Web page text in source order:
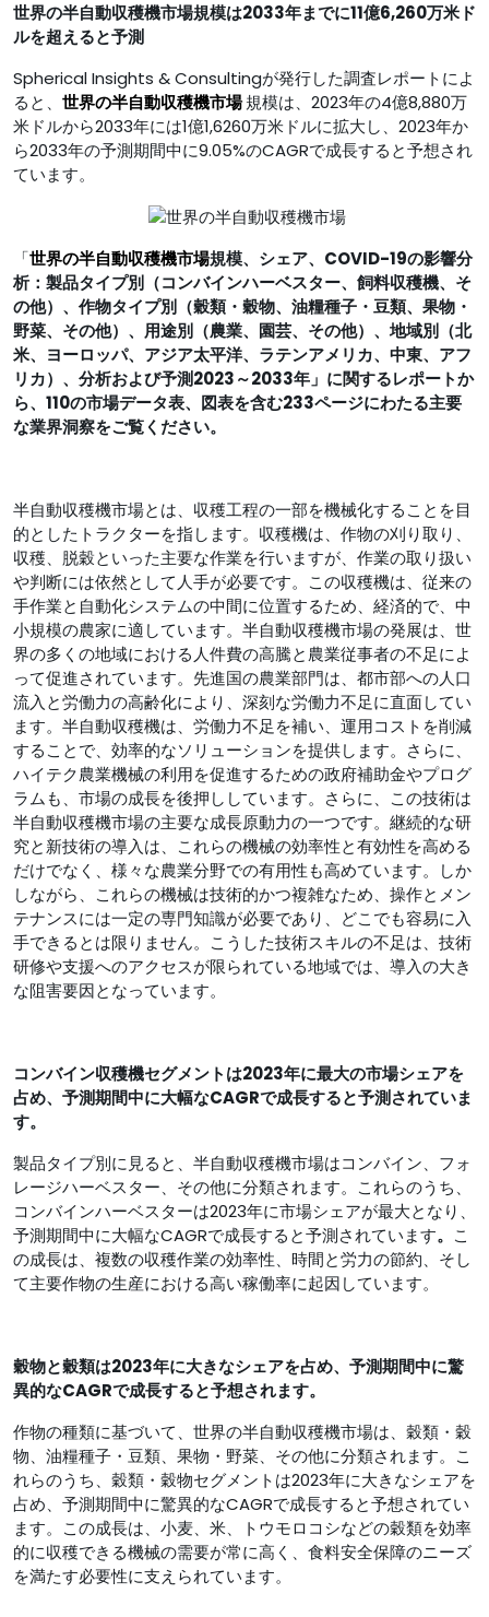
世界の半自動収穫機市場規模は2033年までに11億6,260万米ド
ルを超えると予測
Spherical Insights & Consultingが発行した調査レポートによ
ると、 世界の半自動収穫機市場規模は、2023年の4億8,880万
米ドルから2033年には1億1,6260万米ドルに拡大し、2023年か
ら2033年の予測期間中に9.05%のCAGRで成長すると予想され
ています。
「世界の半自動収穫機市場規模、シェア、COVID-19の影響分
析：製品タイプ別（コンバインハーベスター、飼料収穫機、そ
の他）、作物タイプ別（穀類・穀物、油糧種子・豆類、果物・
野菜、その他）、用途別（農業、園芸、その他）、地域別（北
米、ヨーロッパ、アジア太平洋、ラテンアメリカ、中東、アフ
リカ）、分析および予測2023～2033年」に関するレポートか
ら、110の市場データ表、図表を含む233ページにわたる主要
な業界洞察をご覧ください。
半自動収穫機市場とは、収穫工程の一部を機械化することを目
的としたトラクターを指します。収穫機は、作物の刈り取り、
収穫、脱穀といった主要な作業を行いますが、作業の取り扱い
や判断には依然として人手が必要です。この収穫機は、従来の
手作業と自動化システムの中間に位置するため、経済的で、中
小規模の農家に適しています。半自動収穫機市場の発展は、世
界の多くの地域における人件費の高騰と農業従事者の不足によ
って促進されています。先進国の農業部門は、都市部への人口
流入と労働力の高齢化により、深刻な労働力不足に直面してい
ます。半自動収穫機は、労働力不足を補い、運用コストを削減
することで、効率的なソリューションを提供します。さらに、
ハイテク農業機械の利用を促進するための政府補助金やプログ
ラムも、市場の成長を後押ししています。さらに、この技術は
半自動収穫機市場の主要な成長原動力の一つです。継続的な研
究と新技術の導入は、これらの機械の効率性と有効性を高める
だけでなく、様々な農業分野での有用性も高めています。しか
しながら、これらの機械は技術的かつ複雑なため、操作とメン
テナンスには一定の専門知識が必要であり、どこでも容易に入
手できるとは限りません。こうした技術スキルの不足は、技術
研修や支援へのアクセスが限られている地域では、導入の大き
な阻害要因となっています。
コンバイン収穫機セグメントは2023年に最大の市場シェアを
占め、予測期間中に大幅なCAGRで成長すると予測されていま
す。
製品タイプ別に見ると、半自動収穫機市場はコンバイン、フォ
レージハーベスター、その他に分類されます。これらのうち、
コンバインハーベスターは2023年に市場シェアが最大となり、
予測期間中に大幅なCAGRで成長すると予測されています。 こ
の成長は、複数の収穫作業の効率性、時間と労力の節約、そし
て主要作物の生産における高い稼働率に起因しています。
穀物と穀類は2023年に大きなシェアを占め、予測期間中に驚
異的なCAGRで成長すると予想されます。
作物の種類に基づいて、世界の半自動収穫機市場は、穀類・穀
物、油糧種子・豆類、果物・野菜、その他に分類されます。こ
れらのうち、穀類・穀物セグメントは2023年に大きなシェアを
占め、予測期間中に驚異的なCAGRで成長すると予想されてい
ます。この成長は、小麦、米、トウモロコシなどの穀類を効率
的に収穫できる機械の需要が常に高く、食料安全保障のニーズ
を満たす必要性に支えられています。